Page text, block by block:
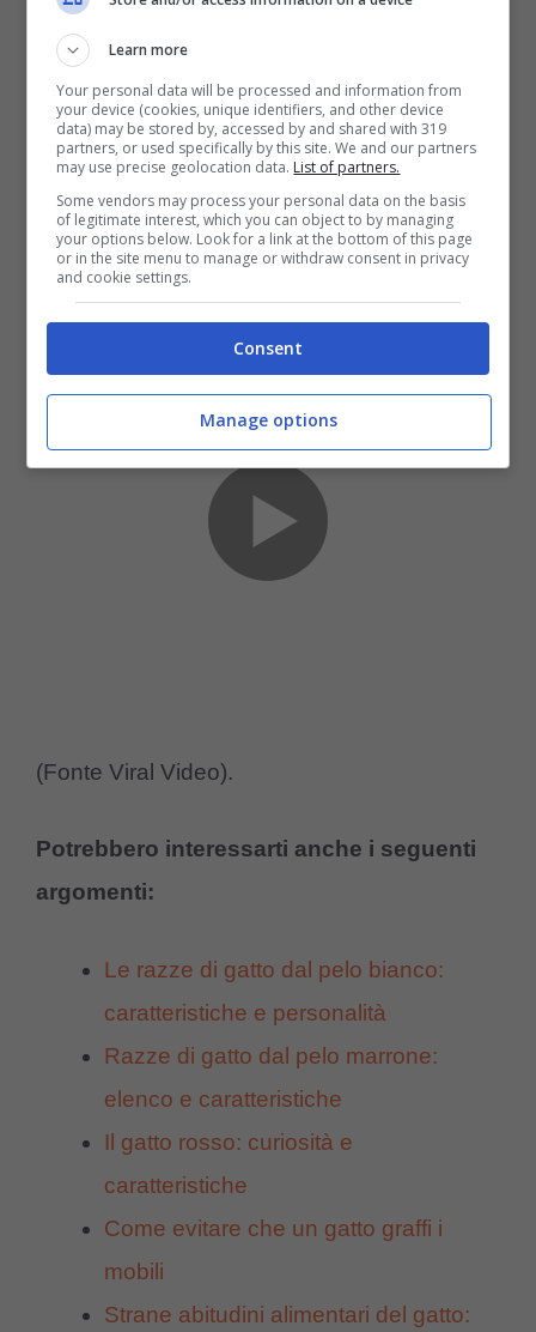
sono animali asociali. Questa divertente
vicenda dimostra che si tratta solo di una
convinzione errata.
(Fonte Viral Video).
Potrebbero interessarti anche i seguenti
argomenti:
Le razze di gatto dal pelo bianco:
caratteristiche e personalità
Razze di gatto dal pelo marrone:
elenco e caratteristiche
Il gatto rosso: curiosità e
caratteristiche
Come evitare che un gatto graffi i
mobili
Strane abitudini alimentari del gatto:
Learn more
Your personal data will be processed and information from
your device (cookies, unique identifiers, and other device
data) may be stored by, accessed by and shared with 319
partners, or used specifically by this site. We and our partners
may use precise geolocation data. List of partners.
Some vendors may process your personal data on the basis
of legitimate interest, which you can object to by managing
your options below. Look for a link at the bottom of this page
or in the site menu to manage or withdraw consent in privacy
and cookie settings.
Consent
Manage options